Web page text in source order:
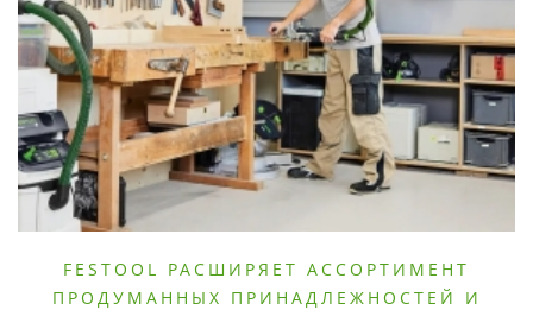
FESTOOL РАСШИРЯЕТ АССОРТИМЕНТ
ПРОДУМАННЫХ ПРИНАДЛЕЖНОСТЕЙ И